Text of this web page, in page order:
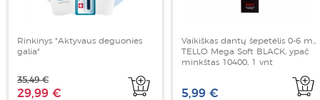
Rinkinys "Aktyvaus deguonies
galia"
29,99 €
35,49 €
Vaikiškas dantų šepetėlis 0-6 m.,
TELLO Mega Soft BLACK, ypač
minkštas 10400, 1 vnt
5,99 €